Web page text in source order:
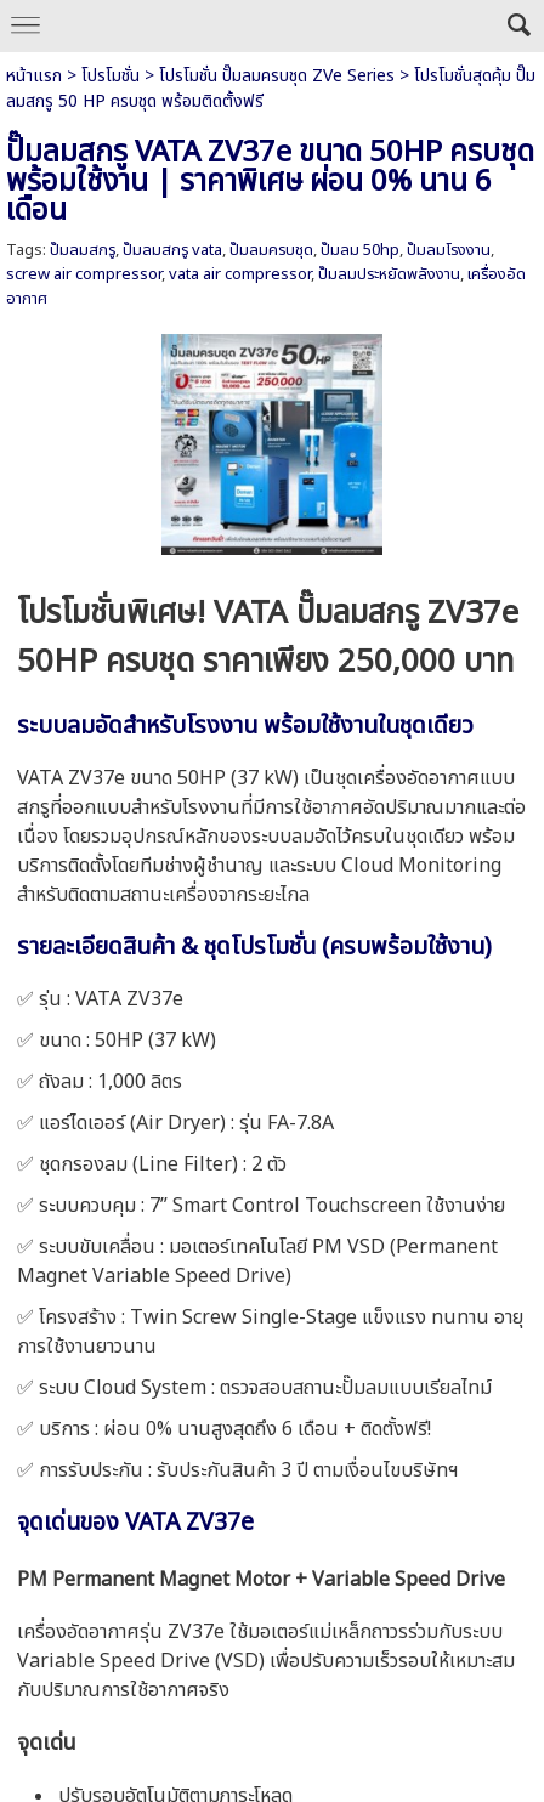
หน้าแรก >โปรโมชั่น >โปรโมชั่น ปั๊มลมครบชุด ZVe Series >โปรโมชั่นสุดคุ้ม ปั๊ม
ลมสกรู 50 HP ครบชุด พร้อมติดตั้งฟรี
ปั๊มลมสกรู VATA ZV37e ขนาด 50HP ครบชุด
พร้อมใช้งาน | ราคาพิเศษ ผ่อน 0% นาน 6
เดือน
Tags: ปั๊มลมสกรู,ปั๊มลมสกรู vata,ปั๊มลมครบชุด,ปั๊มลม 50hp,ปั๊มลมโรงงาน,
screw air compressor,vata air compressor,ปั๊มลมประหยัดพลังงาน,เครื่องอัด
อากาศ
โปรโมชั่นพิเศษ! VATA ปั๊มลมสกรู ZV37e
50HP ครบชุด ราคาเพียง 250,000 บาท
ระบบลมอัดสำหรับโรงงาน พร้อมใช้งานในชุดเดียว
VATA ZV37e ขนาด 50HP (37 kW) เป็นชุดเครื่องอัดอากาศแบบ
สกรูที่ออกแบบสำหรับโรงงานที่มีการใช้อากาศอัดปริมาณมากและต่อ
เนื่อง โดยรวมอุปกรณ์หลักของระบบลมอัดไว้ครบในชุดเดียว พร้อม
บริการติดตั้งโดยทีมช่างผู้ชำนาญ และระบบ Cloud Monitoring
สำหรับติดตามสถานะเครื่องจากระยะไกล
รายละเอียดสินค้า & ชุดโปรโมชั่น (ครบพร้อมใช้งาน)
✅ รุ่น : VATA ZV37e
✅ ขนาด : 50HP (37 kW)
✅ ถังลม : 1,000 ลิตร
✅ แอร์ไดเออร์ (Air Dryer) : รุ่น FA-7.8A
✅ ชุดกรองลม (Line Filter) : 2 ตัว
✅ ระบบควบคุม : 7” Smart Control Touchscreen ใช้งานง่าย
✅ ระบบขับเคลื่อน : มอเตอร์เทคโนโลยี PM VSD (Permanent
Magnet Variable Speed Drive)
✅ โครงสร้าง : Twin Screw Single-Stage แข็งแรง ทนทาน อายุ
การใช้งานยาวนาน
✅ ระบบ Cloud System : ตรวจสอบสถานะปั๊มลมแบบเรียลไทม์
✅ บริการ : ผ่อน 0% นานสูงสุดถึง 6 เดือน + ติดตั้งฟรี!
✅ การรับประกัน : รับประกันสินค้า 3 ปี ตามเงื่อนไขบริษัทฯ
จุดเด่นของ VATA ZV37e
PM Permanent Magnet Motor + Variable Speed Drive
เครื่องอัดอากาศรุ่น ZV37e ใช้มอเตอร์แม่เหล็กถาวรร่วมกับระบบ
Variable Speed Drive (VSD) เพื่อปรับความเร็วรอบให้เหมาะสม
กับปริมาณการใช้อากาศจริง
จุดเด่น